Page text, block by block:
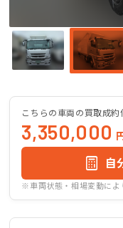
こちらの車両の買取成約
3,350,000
自
※車両状態・相場変動によ